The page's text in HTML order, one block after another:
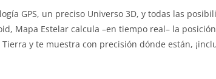
GPS, un preciso Universo 3D, y todas las
Mapa Estelar calcula –en tiempo real– la
y te muestra con precisión dónde están,